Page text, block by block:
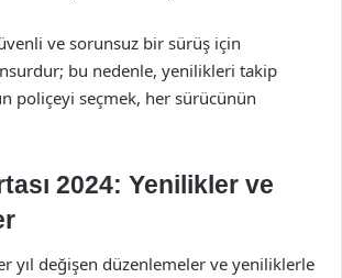
ve sorunsuz bir sürüş için
bu nedenle, yenilikleri takip
poliçeyi seçmek, her sürücünün
2024: Yenilikler ve
yıl değişen düzenlemeler ve yeniliklerle